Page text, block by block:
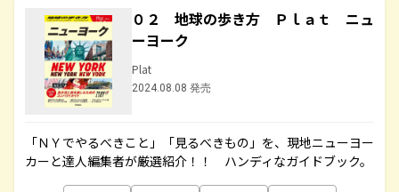
０２ 地球の歩き方 Ｐｌａｔ ニュ
ーヨーク
Plat
2024.08.08 発売
「ＮＹでやるべきこと」「見るべきもの」を、現地ニューヨー
カーと達人編集者が厳選紹介！！ ハンディなガイドブック。